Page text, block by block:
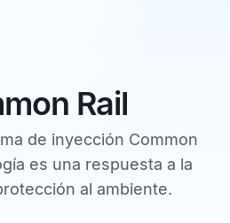
Rail
de inyección Common
es una respuesta a la
al ambiente.